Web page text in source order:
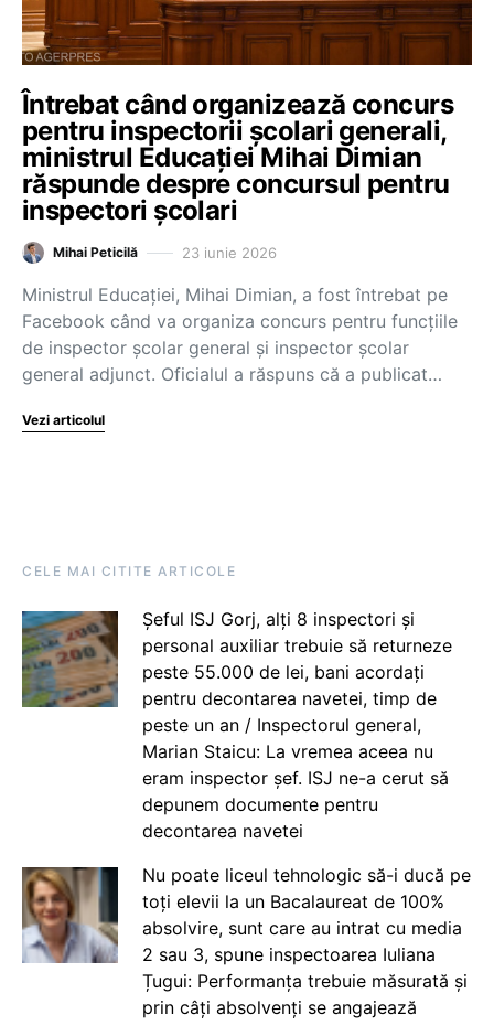
Întrebat când organizează concurs
pentru inspectorii școlari generali,
ministrul Educației Mihai Dimian
răspunde despre concursul pentru
inspectori școlari
Mihai Peticilă 23 iunie 2026
Ministrul Educației, Mihai Dimian, a fost întrebat pe
Facebook când va organiza concurs pentru funcțiile
de inspector școlar general și inspector școlar
general adjunct. Oficialul a răspuns că a publicat…
Vezi articolul
CELE MAI CITITE ARTICOLE
Șeful ISJ Gorj, alți 8 inspectori și
personal auxiliar trebuie să returneze
peste 55.000 de lei, bani acordați
pentru decontarea navetei, timp de
peste un an / Inspectorul general,
Marian Staicu: La vremea aceea nu
eram inspector șef. ISJ ne-a cerut să
depunem documente pentru
decontarea navetei
Nu poate liceul tehnologic să-i ducă pe
toți elevii la un Bacalaureat de 100%
absolvire, sunt care au intrat cu media
2 sau 3, spune inspectoarea Iuliana
Țugui: Performanța trebuie măsurată și
prin câți absolvenți se angajează